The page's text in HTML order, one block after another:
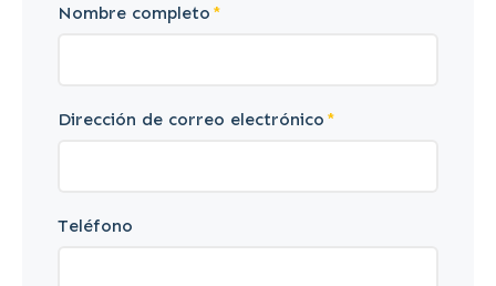
Nombre completo
Dirección de correo electrónico
Teléfono